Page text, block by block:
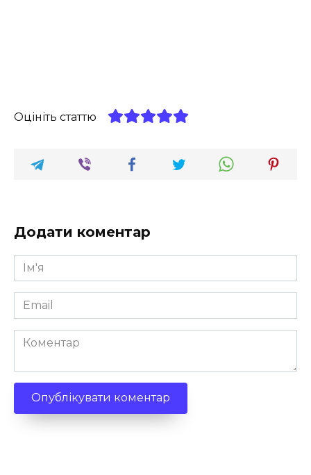
Оцініть статтю
Додати коментар
Ім'я
*
Email
*
Коментар